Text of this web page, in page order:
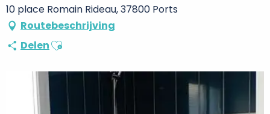
10 place Romain Rideau, 37800 Ports
Routebeschrijving
DelenAjouter aux favoris